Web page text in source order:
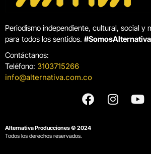
Periodismo independiente, cultural, social y
para todos los sentidos. #SomosAlternativa
Contáctanos:
Teléfono: 3103715266
info@alternativa.com.co
Alternativa Producciones © 2024
Todos los derechos reservados.